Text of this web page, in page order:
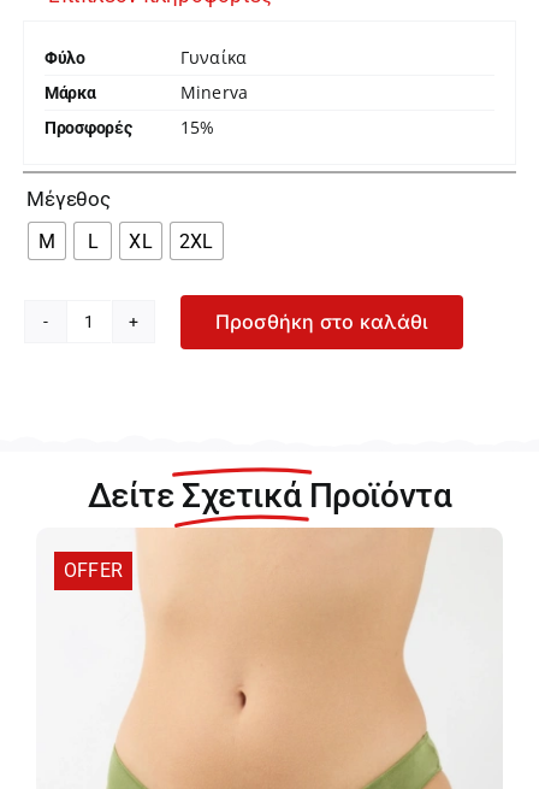
Φύλο Γυναίκα
Μάρκα Minerva
Προσφορές 15%
Μέγεθος
M L XL 2XL
Minerva
ποσότητα
Προσθήκη στο καλάθι
Δείτε Σχετικά Προϊόντα
OFFER